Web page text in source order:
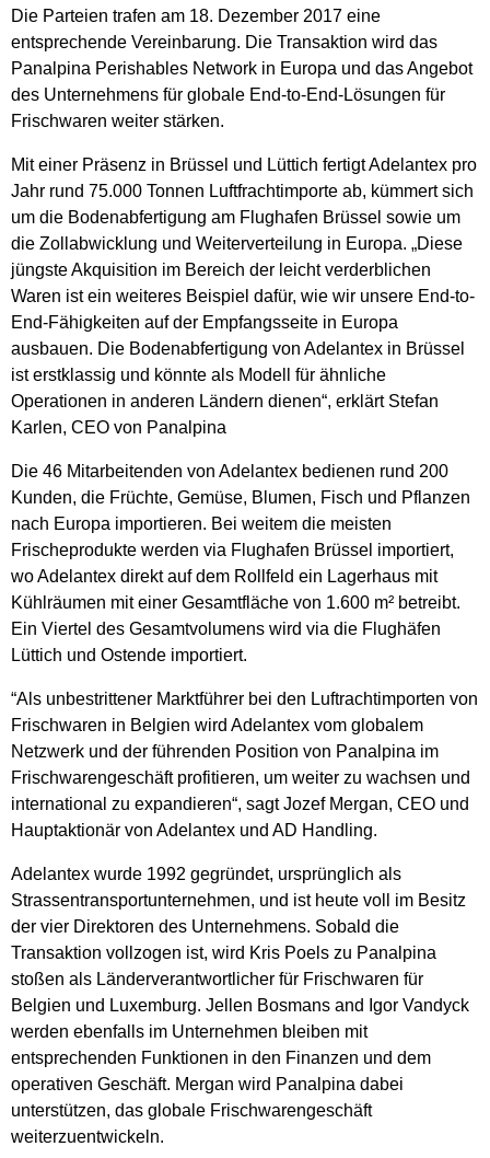
Die Parteien trafen am 18. Dezember 2017 eine
entsprechende Vereinbarung. Die Transaktion wird das
Panalpina Perishables Network in Europa und das Angebot
des Unternehmens für globale End-to-End-Lösungen für
Frischwaren weiter stärken.
Mit einer Präsenz in Brüssel und Lüttich fertigt Adelantex pro
Jahr rund 75.000 Tonnen Luftfrachtimporte ab, kümmert sich
um die Bodenabfertigung am Flughafen Brüssel sowie um
die Zollabwicklung und Weiterverteilung in Europa. „Diese
jüngste Akquisition im Bereich der leicht verderblichen
Waren ist ein weiteres Beispiel dafür, wie wir unsere End-to-
End-Fähigkeiten auf der Empfangsseite in Europa
ausbauen. Die Bodenabfertigung von Adelantex in Brüssel
ist erstklassig und könnte als Modell für ähnliche
Operationen in anderen Ländern dienen“, erklärt Stefan
Karlen, CEO von Panalpina
Die 46 Mitarbeitenden von Adelantex bedienen rund 200
Kunden, die Früchte, Gemüse, Blumen, Fisch und Pflanzen
nach Europa importieren. Bei weitem die meisten
Frischeprodukte werden via Flughafen Brüssel importiert,
wo Adelantex direkt auf dem Rollfeld ein Lagerhaus mit
Kühlräumen mit einer Gesamtfläche von 1.600 m² betreibt.
Ein Viertel des Gesamtvolumens wird via die Flughäfen
Lüttich und Ostende importiert.
“Als unbestrittener Marktführer bei den Luftrachtimporten von
Frischwaren in Belgien wird Adelantex vom globalem
Netzwerk und der führenden Position von Panalpina im
Frischwarengeschäft profitieren, um weiter zu wachsen und
international zu expandieren“, sagt Jozef Mergan, CEO und
Hauptaktionär von Adelantex und AD Handling.
Adelantex wurde 1992 gegründet, ursprünglich als
Strassentransportunternehmen, und ist heute voll im Besitz
der vier Direktoren des Unternehmens. Sobald die
Transaktion vollzogen ist, wird Kris Poels zu Panalpina
stoßen als Länderverantwortlicher für Frischwaren für
Belgien und Luxemburg. Jellen Bosmans and Igor Vandyck
werden ebenfalls im Unternehmen bleiben mit
entsprechenden Funktionen in den Finanzen und dem
operativen Geschäft. Mergan wird Panalpina dabei
unterstützen, das globale Frischwarengeschäft
weiterzuentwickeln.